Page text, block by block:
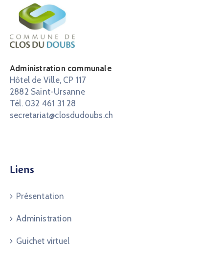
Administration communale
Hôtel de Ville, CP 117
2882 Saint-Ursanne
Tél. 032 461 31 28
secretariat@closdudoubs.ch
Liens
Présentation
Administration
Guichet virtuel